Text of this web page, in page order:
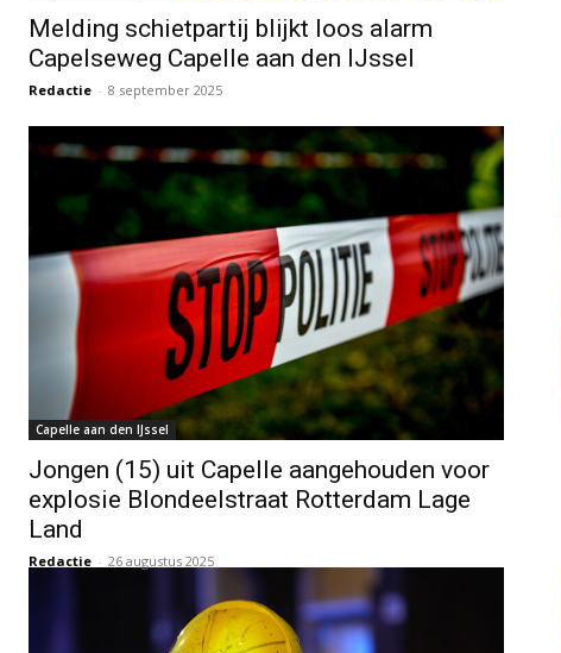
Melding schietpartij blijkt loos alarm
Capelseweg Capelle aan den IJssel
Redactie - 8 september 2025
Capelle aan den IJssel
Jongen (15) uit Capelle aangehouden voor
explosie Blondeelstraat Rotterdam Lage
Land
Redactie - 26 augustus 2025